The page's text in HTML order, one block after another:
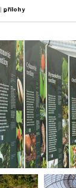
přílohy